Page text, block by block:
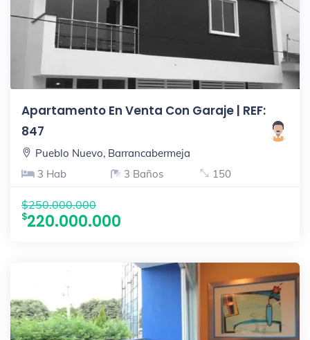
Apartamento En Venta Con Garaje | REF:
847
Pueblo Nuevo, Barrancabermeja
3 Hab
3 Baños 150
$250.000.000
220.000.000